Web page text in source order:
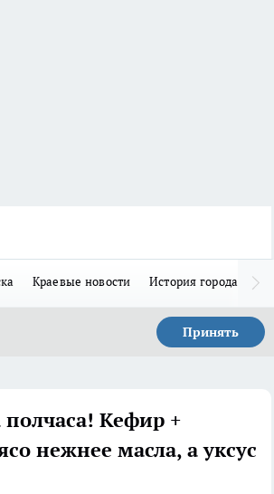
Краевые новости История города Н
Принять
Кефир +
нежнее масла, а уксус